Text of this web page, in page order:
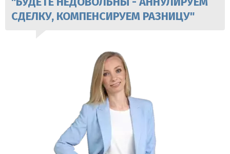
"БУДЕТЕ НЕДОВОЛЬНЫ - АННУЛИРУЕМ
СДЕЛКУ, КОМПЕНСИРУЕМ РАЗНИЦУ"